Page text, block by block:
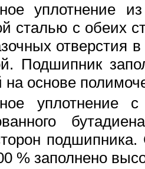
уплотнение
сталью с обеих
отверстия
Подшипник
на основе
уплотнение
% заполнено